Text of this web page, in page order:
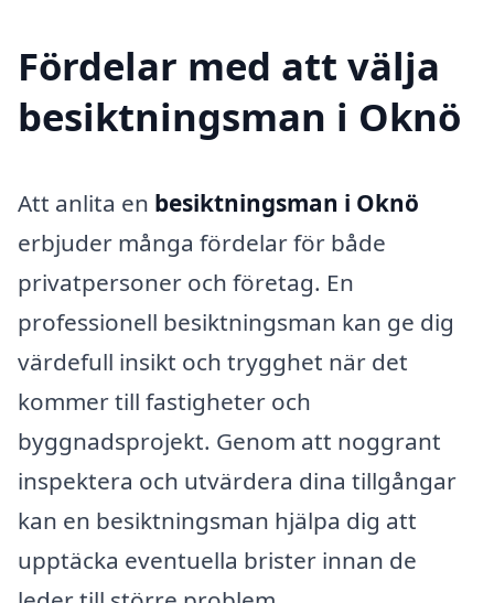
Fördelar med att välja
besiktningsman i Oknö
Att anlita en besiktningsman i Oknö
erbjuder många fördelar för både
privatpersoner och företag. En
professionell besiktningsman kan ge dig
värdefull insikt och trygghet när det
kommer till fastigheter och
byggnadsprojekt. Genom att noggrant
inspektera och utvärdera dina tillgångar
kan en besiktningsman hjälpa dig att
upptäcka eventuella brister innan de